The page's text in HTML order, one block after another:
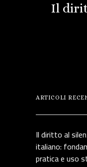
Il
ARTICOLI
Il diritto al
italiano:
pratica e uso